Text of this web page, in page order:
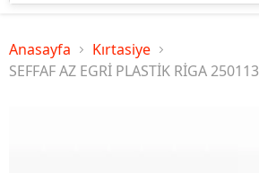
Anasayfa
Kırtasiye
SEFFAF AZ EGRİ PLASTİK RİGA 250113